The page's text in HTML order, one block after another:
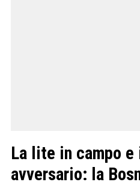
La lite in campo
avversario: la